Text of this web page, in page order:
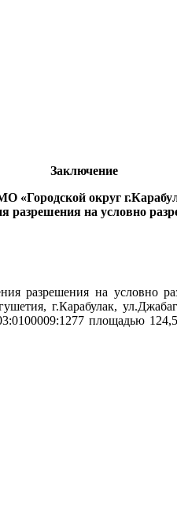
Заключение
«Городской округ
разрешения на условно
разрешения на
г.Карабулак,
площадью